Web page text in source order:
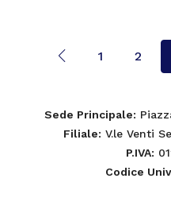
1 2
Sede Principale:
Filiale: V.le Venti
P.IVA:
Codice